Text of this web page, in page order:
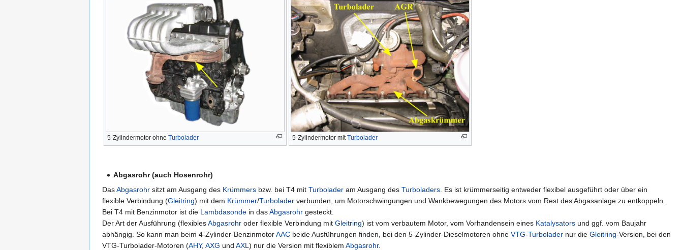
5-Zylindermotor ohne Turbolader 5-Zylindermotor mitTurbolader
Abgasrohr (auch Hosenrohr)
DasAbgasrohr sitzt am Ausgang des Krümmers bzw. bei T4 mit Turbolader am Ausgang des Turboladers . Es ist krümmerseitig entweder flexibel ausgeführt oder über ein
flexible Verbindung (Gleitring) mit dem Krümmer/Turbolader verbunden, um Motorschwingungen und Wankbewegungen des Motors vom Rest des Abgasanlage zu entkoppeln.
Bei T4 mit Benzinmotor ist die Lambdasonde in dasAbgasrohr gesteckt.
Der Art der Ausführung (flexiblesAbgasrohr oder flexible Verbindung mit Gleitring) ist vom verbautem Motor, vom Vorhandensein eines Katalysators und ggf. vom Baujahr
abhängig. So kann man beim 4-Zylinder-BenzinmotorAAC beide Ausführungen finden, bei den 5-Zylinder-Dieselmotoren ohne VTG-Turbolader nur die Gleitring-Version, bei den
VTG-Turbolader-Motoren (AHY, AXG und AXL ) nur die Version mit flexiblem Abgasrohr.